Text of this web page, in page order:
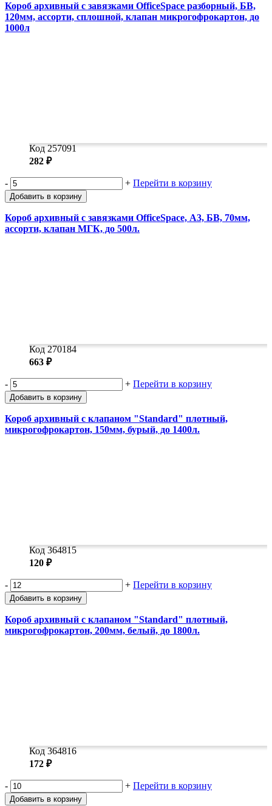
Короб архивный с завязками OfficeSpace разборный, БВ,
120мм, ассорти, сплошной, клапан микрогофрокартон, до
1000л
Код 257091
282 ₽
- + Перейти в корзину
Добавить в корзину
Короб архивный с завязками OfficeSpace, А3, БВ, 70мм,
ассорти, клапан МГК, до 500л.
Код 270184
663 ₽
- + Перейти в корзину
Добавить в корзину
Короб архивный с клапаном "Standard" плотный,
микрогофрокартон, 150мм, бурый, до 1400л.
Код 364815
120 ₽
- + Перейти в корзину
Добавить в корзину
Короб архивный с клапаном "Standard" плотный,
микрогофрокартон, 200мм, белый, до 1800л.
Код 364816
172 ₽
- + Перейти в корзину
Добавить в корзину